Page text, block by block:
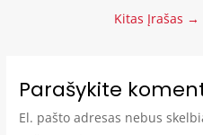
Kitas Įrašas →
Parašykite
El. pašto adresas nebus